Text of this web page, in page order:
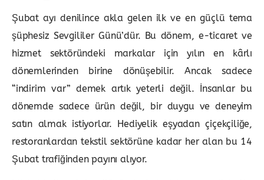
Şubat ayı denilince akla gelen ilk ve en güçlü tema
şüphesiz Sevgililer Günü’dür. Bu dönem, e-ticaret ve
hizmet sektöründeki markalar için yılın en kârlı
dönemlerinden birine dönüşebilir. Ancak sadece
“indirim var” demek artık yeterli değil. İnsanlar bu
dönemde sadece ürün değil, bir duygu ve deneyim
satın almak istiyorlar. Hediyelik eşyadan çiçekçiliğe,
restoranlardan tekstil sektörüne kadar her alan bu 14
Şubat trafiğinden payını alıyor.